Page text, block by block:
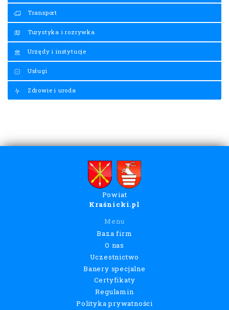
Transport
Turystyka i rozrywka
Urzędy i instytucje
Usługi
Zdrowie i uroda
Powiat
Kraśnicki.pl
Menu
Baza firm
O nas
Uczestnictwo
Banery specjalne
Certyfikaty
Regulamin
Polityka prywatności